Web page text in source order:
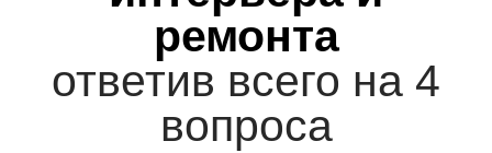
ремонта
ответив всего на 4
вопроса